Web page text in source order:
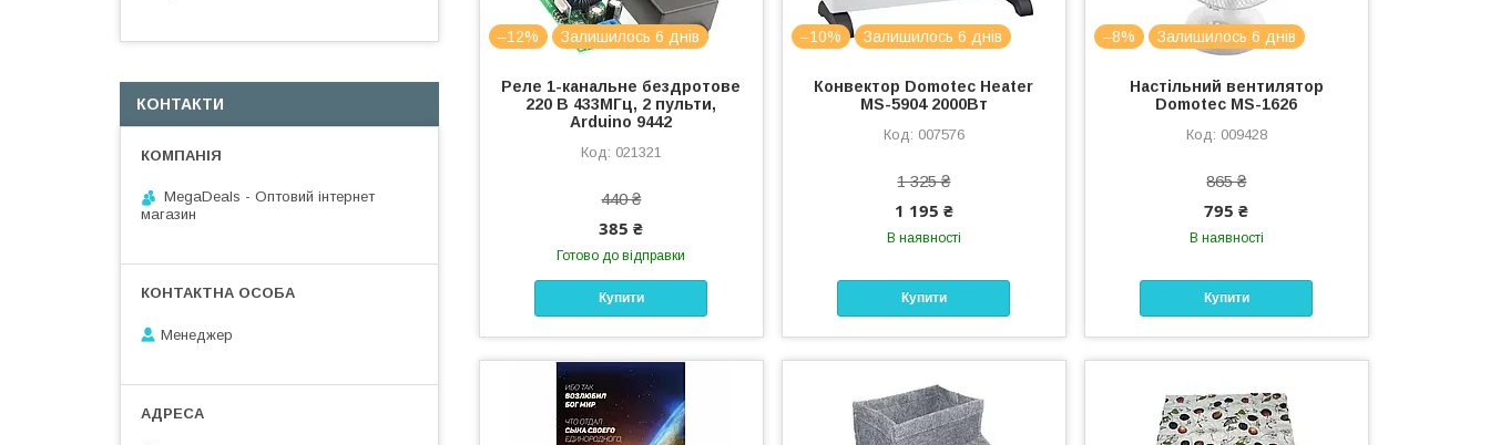
–12% Залишилось 6 днів
Реле 1-канальне бездротове
220 В 433МГц, 2 пульти,
Arduino 9442
021321
440 ₴
385 ₴
Готово до відправки
Купити
–10% Залишилось 6 днів
Конвектор Domotec Heater
MS-5904 2000Вт
007576
1 325 ₴
1 195 ₴
В наявності
Купити
–8% Залишилось 6 днів
Настільний вентилятор
Domotec МЅ-1626
009428
865 ₴
795 ₴
В наявності
Купити
КОНТАКТИ
MegaDeals - Оптовий інтернет
магазин
Менеджер